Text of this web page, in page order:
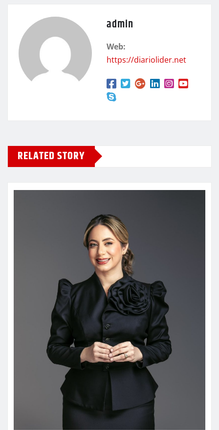
admin
Web:
https://diariolider.net
RELATED STORY